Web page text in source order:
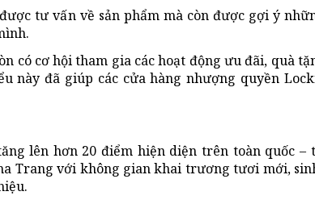
tư vấn về sản phẩm mà còn được gợi ý
có cơ hội tham gia các hoạt động ưu đãi, quà
này đã giúp các cửa hàng nhượng quyền
lên hơn 20 điểm hiện diện trên toàn quốc –
Trang với không gian khai trương tươi mới,